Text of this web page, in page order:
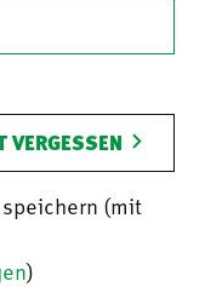
VERGESSEN
(mit
)